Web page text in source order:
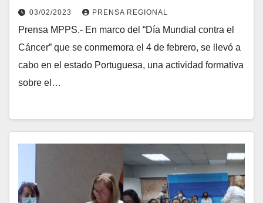
conmemoración del “Día Mundial contra
el Cáncer”
03/02/2023 PRENSA REGIONAL
Prensa MPPS.- En marco del “Día Mundial contra el
Cáncer” que se conmemora el 4 de febrero, se llevó a
cabo en el estado Portuguesa, una actividad formativa
sobre el…